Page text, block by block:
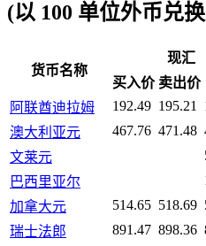
(以 100 单位外币兑
货币名称
现汇
买入价 卖出价
阿联酋迪拉姆
192.49 195.21
澳大利亚元
467.76 471.48
文莱元
巴西里亚尔
加拿大元
514.65 518.69
瑞士法郎
891.47 898.36